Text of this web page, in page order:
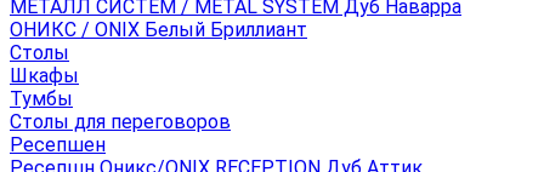
МЕТАЛЛ СИСТЕМ / METAL SYSTEM Дуб Наварра
ОНИКС / ONIX Белый Бриллиант
Столы
Шкафы
Тумбы
Столы для переговоров
Ресепшен